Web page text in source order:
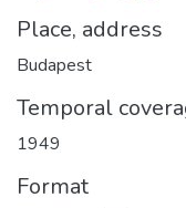
Place, address
Budapest
Temporal
1949
Format